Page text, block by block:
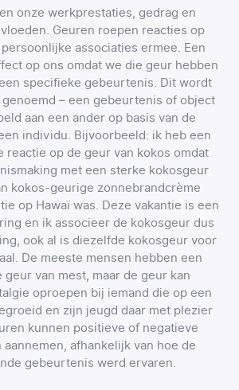
onze werkprestaties, gedrag en
Geuren roepen reacties op
associaties ermee. Een
op ons omdat we die geur hebben
specifieke gebeurtenis. Dit wordt
– een gebeurtenis of object
aan een ander op basis van de
individu. Bijvoorbeeld: ik heb een
reactie op de geur van kokos omdat
met een sterke kokosgeur
kokos-geurige zonnebrandcrème
op Hawaï was. Deze vakantie is een
en ik associeer de kokosgeur dus
ook al is diezelfde kokosgeur voor
De meeste mensen hebben een
geur van mest, maar de geur kan
oproepen bij iemand die op een
en zijn jeugd daar met plezier
kunnen positieve of negatieve
afhankelijk van hoe de
gebeurtenis werd ervaren.